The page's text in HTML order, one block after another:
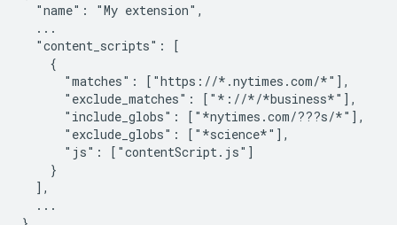
  "name": "My extension",
  ...
  "content_scripts": [
    {
      "matches": ["https://*.nytimes.com/*"],
      "exclude_matches": ["*://*/*business*"],
      "include_globs": ["*nytimes.com/???s/*"],
      "exclude_globs": ["*science*"],
      "js": ["contentScript.js"]
    }
  ],
  ...